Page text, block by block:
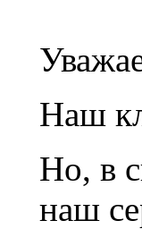
Наш
Но, в
наш